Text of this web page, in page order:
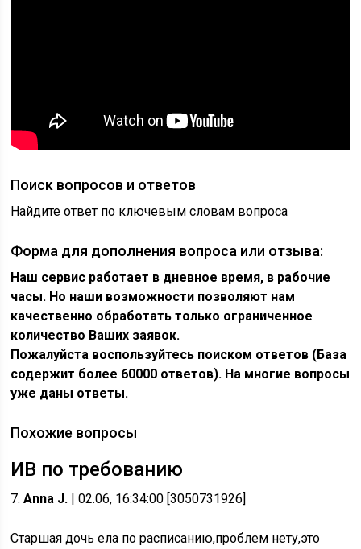
Поиск вопросов и ответов
Найдите ответ по ключевым словам вопроса
Форма для дополнения вопроса или отзыва:
Наш сервис работает в дневное время, в рабочие
часы. Но наши возможности позволяют нам
качественно обработать только ограниченное
количество Ваших заявок.
Пожалуйста воспользуйтесь поиском ответов (База
содержит более 60000 ответов). На многие вопросы
уже даны ответы.
Похожие вопросы
ИВ по требованию
7.Anna J. | 02.06, 16:34:00 [3050731926]
Старшая дочь ела по расписанию,проблем нету,это